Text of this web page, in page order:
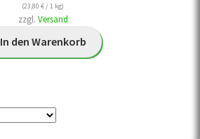
(23,80 €/ 1 kg)
zzgl. Versand
In den Warenkorb